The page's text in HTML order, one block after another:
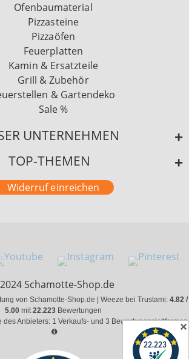
Ofenbaumaterial
Pizzasteine
Pizzaöfen
Feuerplatten
Kamin & Ersatzteile
Grill & Zubehör
& Gartendeko
Sale %
UNTERNEHMEN
TOP-THEMEN
Widerruf einreichen
Schamotte-Shop.de
von Schamotte-Shop.de | Weeze bei Trustami: 4.82 /
5.00 mit22.223 Bewertungen
des Anbieters: 1 Verkaufs- und 3 Bewertungsplattformen
✕